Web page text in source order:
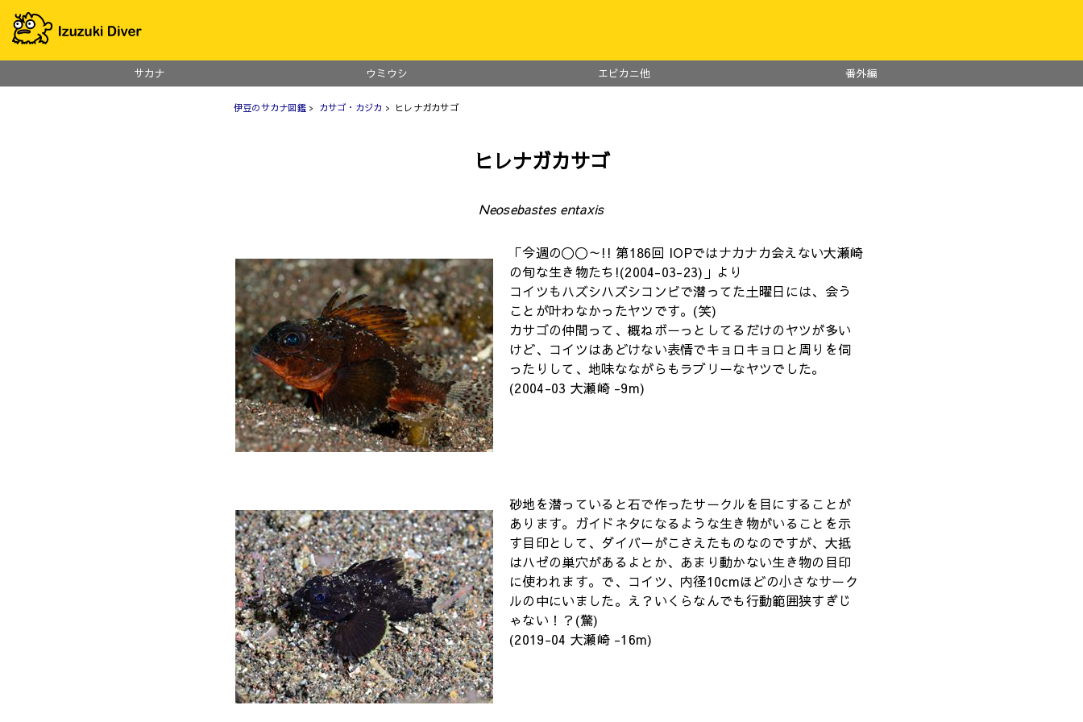
サカナ ウミウシ エビカニ他 番外編
伊豆のサカナ図鑑> カサゴ・カジカ > ヒレナガカサゴ
ヒレナガカサゴ
Neosebastes entaxis
「今週の〇〇～!! 第186回 IOPではナカナカ会えない大瀬崎
の旬な生き物たち!(2004-03-23)」より
コイツもハズシハズシコンビで潜ってた土曜日には、会う
ことが叶わなかったヤツです。(笑)
カサゴの仲間って、概ねボーっとしてるだけのヤツが多い
けど、コイツはあどけない表情でキョロキョロと周りを伺
ったりして、地味なながらもラブリーなヤツでした。
(2004-03 大瀬崎 -9m)
砂地を潜っていると石で作ったサークルを目にすることが
あります。ガイドネタになるような生き物がいることを示
す目印として、ダイバーがこさえたものなのですが、大抵
はハゼの巣穴があるよとか、あまり動かない生き物の目印
に使われます。で、コイツ、内径10cmほどの小さなサーク
ルの中にいました。え？いくらなんでも行動範囲狭すぎじ
ゃない！？(驚)
(2019-04 大瀬崎 -16m)